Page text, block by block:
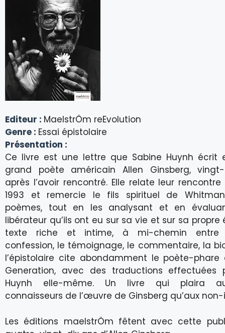
Editeur : MaelstrÖm reEvolution
Genre : Essai épistolaire
Présentation :
Ce livre est une lettre que Sabine Huynh écrit
grand poète américain Allen Ginsberg,
après l’avoir rencontré. Elle relate leur
1993 et remercie le fils spirituel de
poèmes, tout en les analysant et en
libérateur qu’ils ont eu sur sa vie et sur sa propre
texte riche et intime, à mi-chemin entre
confession, le témoignage, le commentaire, la
l’épistolaire cite abondamment le poète-
Generation, avec des traductions effectuées
Huynh elle-même. Un livre qui plaira
connaisseurs de l’œuvre de Ginsberg qu’aux
Les éditions maelstrÖm fêtent avec cette